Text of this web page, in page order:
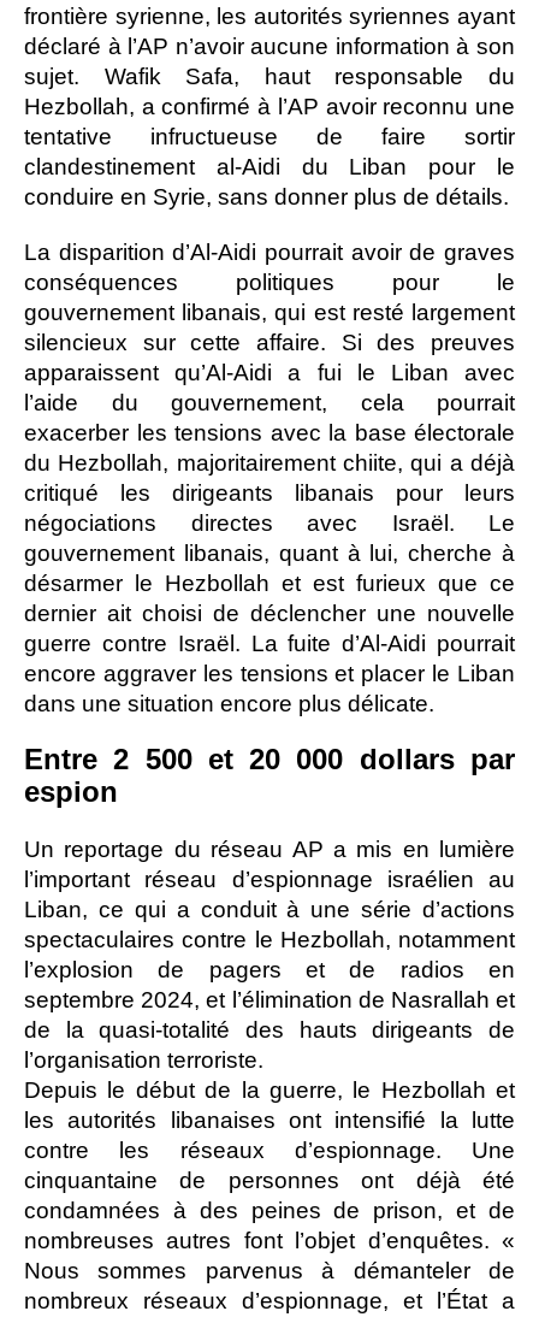
frontière syrienne, les autorités syriennes ayant
déclaré à l’AP n’avoir aucune information à son
sujet. Wafik Safa, haut responsable du
Hezbollah, a confirmé à l’AP avoir reconnu une
tentative infructueuse de faire sortir
clandestinement al-Aidi du Liban pour le
conduire en Syrie, sans donner plus de détails.
La disparition d’Al-Aidi pourrait avoir de graves
conséquences politiques pour le
gouvernement libanais, qui est resté largement
silencieux sur cette affaire. Si des preuves
apparaissent qu’Al-Aidi a fui le Liban avec
l’aide du gouvernement, cela pourrait
exacerber les tensions avec la base électorale
du Hezbollah, majoritairement chiite, qui a déjà
critiqué les dirigeants libanais pour leurs
négociations directes avec Israël. Le
gouvernement libanais, quant à lui, cherche à
désarmer le Hezbollah et est furieux que ce
dernier ait choisi de déclencher une nouvelle
guerre contre Israël. La fuite d’Al-Aidi pourrait
encore aggraver les tensions et placer le Liban
dans une situation encore plus délicate.
Entre 2 500 et 20 000 dollars par
espion
Un reportage du réseau AP a mis en lumière
l’important réseau d’espionnage israélien au
Liban, ce qui a conduit à une série d’actions
spectaculaires contre le Hezbollah, notamment
l’explosion de pagers et de radios en
septembre 2024, et l’élimination de Nasrallah et
de la quasi-totalité des hauts dirigeants de
l’organisation terroriste.
Depuis le début de la guerre, le Hezbollah et
les autorités libanaises ont intensifié la lutte
contre les réseaux d’espionnage. Une
cinquantaine de personnes ont déjà été
condamnées à des peines de prison, et de
nombreuses autres font l’objet d’enquêtes. «
Nous sommes parvenus à démanteler de
nombreux réseaux d’espionnage, et l’État a